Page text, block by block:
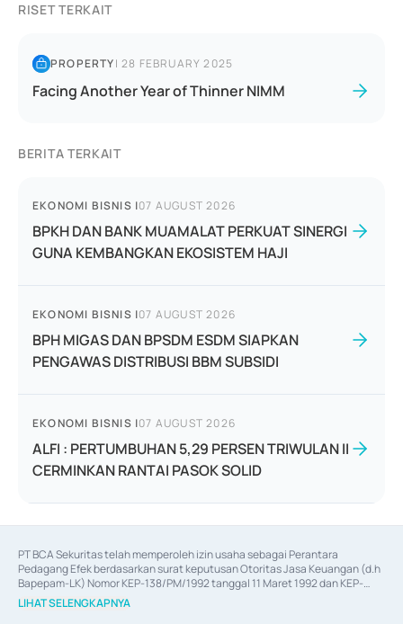
RISET TERKAIT
PROPERTY|28 FEBRUARY 2025
Facing Another Year of Thinner NIMM
BERITA TERKAIT
EKONOMI BISNIS |07 AUGUST 2026
BPKH DAN BANK MUAMALAT PERKUAT SINERGI
GUNA KEMBANGKAN EKOSISTEM HAJI
EKONOMI BISNIS |07 AUGUST 2026
BPH MIGAS DAN BPSDM ESDM SIAPKAN
PENGAWAS DISTRIBUSI BBM SUBSIDI
EKONOMI BISNIS |07 AUGUST 2026
ALFI : PERTUMBUHAN 5,29 PERSEN TRIWULAN II
CERMINKAN RANTAI PASOK SOLID
PT BCA Sekuritas telah memperoleh izin usaha sebagai Perantara
Pedagang Efek berdasarkan surat keputusan Otoritas Jasa Keuangan (d.h
Bapepam-LK) Nomor KEP-138/PM/1992 tanggal 11 Maret 1992 dan KEP-
06/D.04/2014 tanggal 28 Februari 2014, izin usaha sebagai Penjamin Emisi
Efek berdasarkan surat keputusan Otoritas Jasa Keuangan Nomor KEP-
LIHAT SELENGKAPNYA